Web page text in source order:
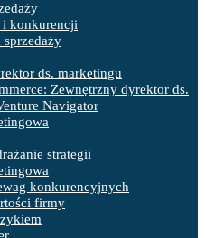
konkurencji
sprzedaży
ds. marketingu
Zewnętrzny dyrektor ds.
Navigator
strategii
konkurencyjnych
firmy